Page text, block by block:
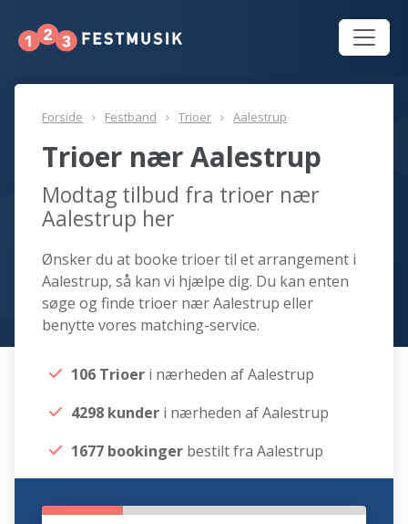
Forside Festband Trioer Aalestrup
Trioer nær Aalestrup
Modtag tilbud fra trioer nær
Aalestrup her
Ønsker du at booke trioer til et arrangement i
Aalestrup, så kan vi hjælpe dig. Du kan enten
søge og finde trioer nær Aalestrup eller
benytte vores matching-service.
106 Trioer i nærheden af Aalestrup
4298 kunder i nærheden af Aalestrup
1677 bookinger bestilt fra Aalestrup